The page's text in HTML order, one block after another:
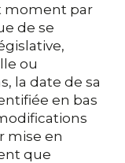
moment par
de se
ou
la date de sa
en bas
mise en
que